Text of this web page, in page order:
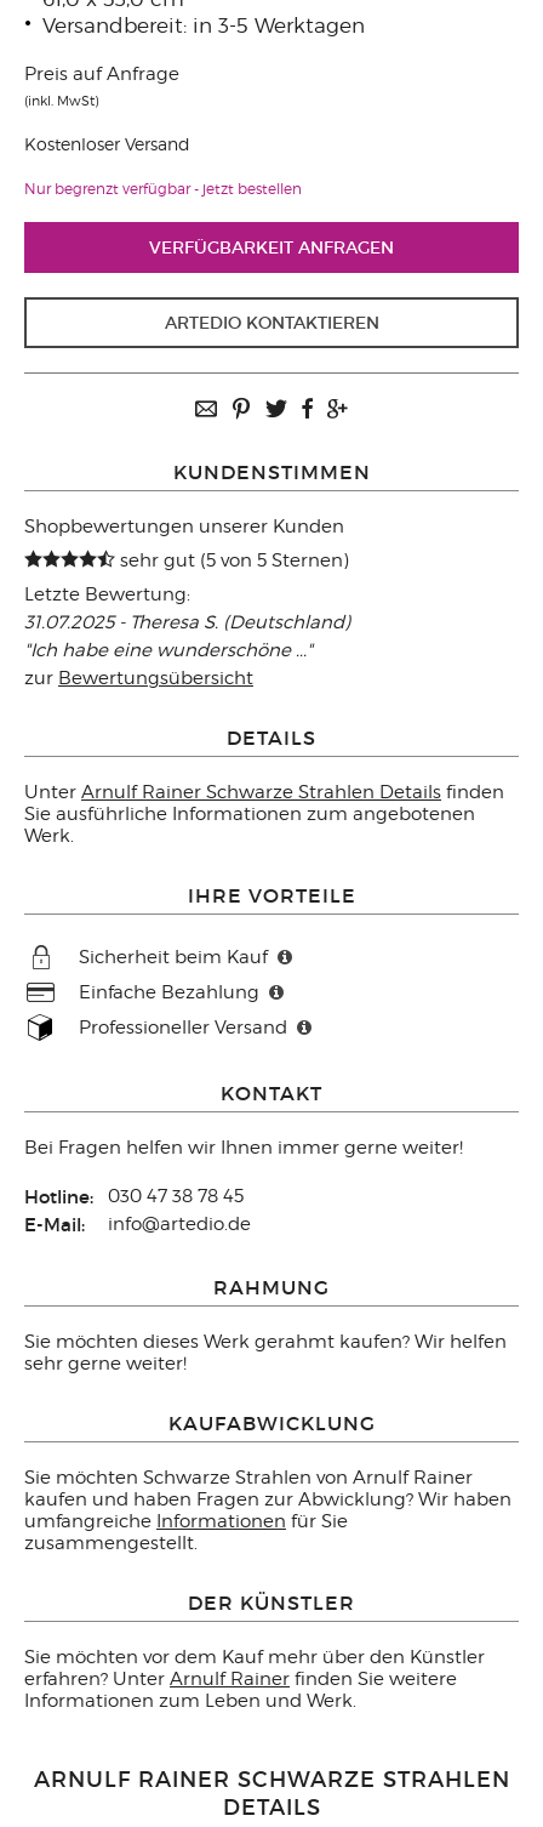
Versandbereit: in 3-5 Werktagen
Preis auf Anfrage
(inkl. MwSt)
Kostenloser Versand
Nur begrenzt verfügbar - jetzt bestellen
VERFÜGBARKEIT ANFRAGEN
ARTEDIO KONTAKTIEREN
KUNDENSTIMMEN
Shopbewertungen unserer Kunden
sehr gut (5 von 5 Sternen)
Letzte Bewertung:
31.07.2025 - Theresa S. (Deutschland)
"Ich habe eine wunderschöne ..."
zur Bewertungsübersicht
DETAILS
Unter Arnulf Rainer Schwarze Strahlen Details finden
Sie ausführliche Informationen zum angebotenen
Werk.
IHRE VORTEILE
Sicherheit beim Kauf
Einfache Bezahlung
Professioneller Versand
KONTAKT
Bei Fragen helfen wir Ihnen immer gerne weiter!
Hotline: 030 47 38 78 45
E-Mail: info@artedio.de
RAHMUNG
Sie möchten dieses Werk gerahmt kaufen? Wir helfen
sehr gerne weiter!
KAUFABWICKLUNG
Sie möchten Schwarze Strahlen von Arnulf Rainer
kaufen und haben Fragen zur Abwicklung? Wir haben
umfangreiche Informationen für Sie
zusammengestellt.
DER KÜNSTLER
Sie möchten vor dem Kauf mehr über den Künstler
erfahren? Unter Arnulf Rainer finden Sie weitere
Informationen zum Leben und Werk.
ARNULF RAINER SCHWARZE STRAHLEN
DETAILS